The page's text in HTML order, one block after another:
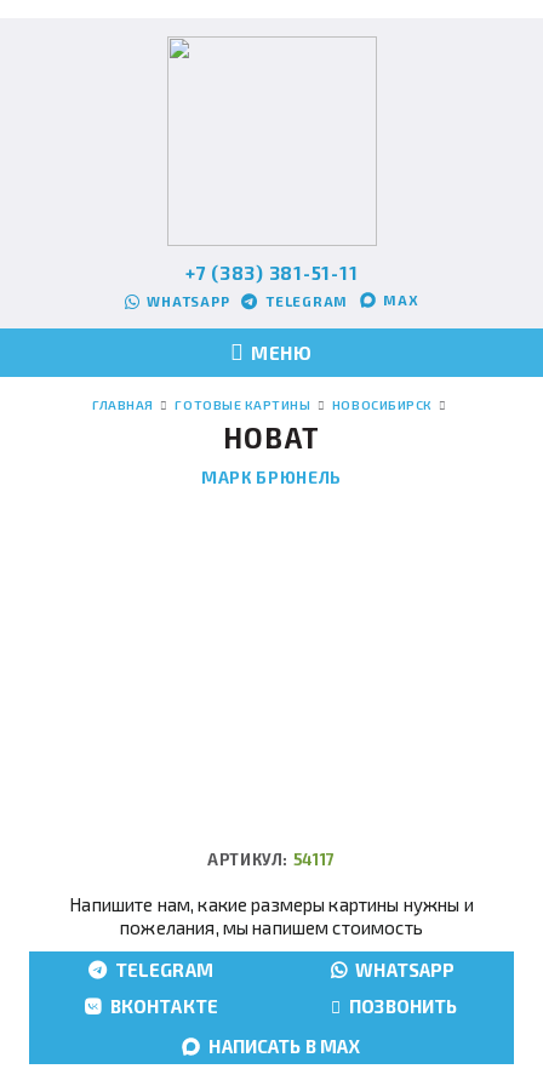
+7 (383) 381-51-11
WHATSAPP TELEGRAM MAX
МЕНЮ
ГЛАВНАЯ ГОТОВЫЕ КАРТИНЫ НОВОСИБИРСК
НОВАТ
МАРК БРЮНЕЛЬ
АРТИКУЛ: 54117
Напишите нам, какие размеры картины нужны и
пожелания, мы напишем стоимость
TELEGRAM
WHATSAPP
ВКОНТАКТЕ
ПОЗВОНИТЬ
НАПИСАТЬ В MAX